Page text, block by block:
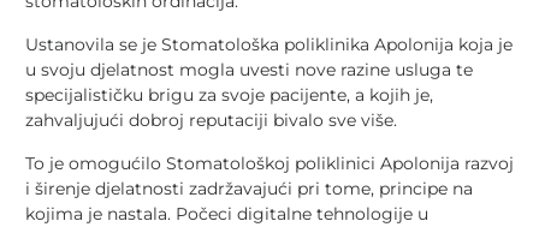
Ustanovila se je Stomatološka poliklinika Apolonija koja je
u svoju djelatnost mogla uvesti nove razine usluga te
specijalističku brigu za svoje pacijente, a kojih je,
zahvaljujući dobroj reputaciji bivalo sve više.
To je omogućilo Stomatološkoj poliklinici Apolonija razvoj
i širenje djelatnosti zadržavajući pri tome, principe na
kojima je nastala. Počeci digitalne tehnologije u